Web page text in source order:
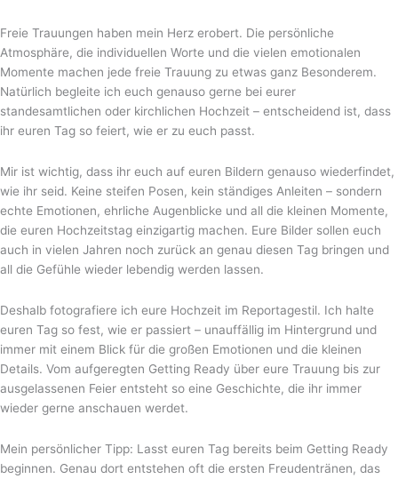
Freie Trauungen haben mein Herz erobert. Die persönliche
Atmosphäre, die individuellen Worte und die vielen emotionalen
Momente machen jede freie Trauung zu etwas ganz Besonderem.
Natürlich begleite ich euch genauso gerne bei eurer
standesamtlichen oder kirchlichen Hochzeit – entscheidend ist, dass
ihr euren Tag so feiert, wie er zu euch passt.
Mir ist wichtig, dass ihr euch auf euren Bildern genauso wiederfindet,
wie ihr seid. Keine steifen Posen, kein ständiges Anleiten – sondern
echte Emotionen, ehrliche Augenblicke und all die kleinen Momente,
die euren Hochzeitstag einzigartig machen. Eure Bilder sollen euch
auch in vielen Jahren noch zurück an genau diesen Tag bringen und
all die Gefühle wieder lebendig werden lassen.
Deshalb fotografiere ich eure Hochzeit im Reportagestil. Ich halte
euren Tag so fest, wie er passiert – unauffällig im Hintergrund und
immer mit einem Blick für die großen Emotionen und die kleinen
Details. Vom aufgeregten Getting Ready über eure Trauung bis zur
ausgelassenen Feier entsteht so eine Geschichte, die ihr immer
wieder gerne anschauen werdet.
Mein persönlicher Tipp: Lasst euren Tag bereits beim Getting Ready
beginnen. Genau dort entstehen oft die ersten Freudentränen, das